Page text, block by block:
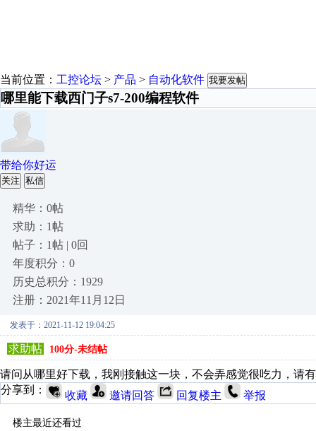
当前位置： 工控论坛 > 产品 > 自动化软件 我要发帖
哪里能下载西门子s7-200编程软件
带给你好运
关注 私信
精华：0帖
求助：1帖
帖子：1帖 | 0回
年度积分：0
历史总积分：1929
注册：2021年11月12日
发表于：2021-11-12 19:04:25
求助帖
100分-未结帖
请问从哪里好下载，我刚接触这一块，不会弄感觉很吃力，请
分享到：
收藏 邀请回答 回复楼主 举报
楼主最近还看过